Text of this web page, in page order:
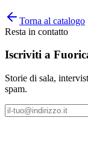
Torna al catalogo
Resta in contatto
Iscriviti a
Storie di sala,
spam.